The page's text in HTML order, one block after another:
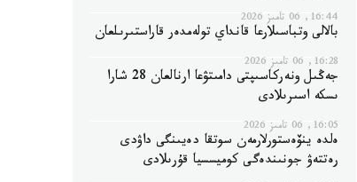
16:44, 06 تامىز 2026
بالالى وتباسىلارعا قانداي تولەمدەر قاراستىرىلعان
16:28, 06 تامىز 2026
جەڭىل ونەركاسىپتى دامىتۋعا ارنالعان 28 شارا
ىسكە اسىرىلادى
16:05, 06 تامىز 2026
ەلدە ينۆەستورلارمەن سوتقا دەيىنگى داۋدى
رەتتەۋ جونىندەگى كوميسسيا قۇرىلادى